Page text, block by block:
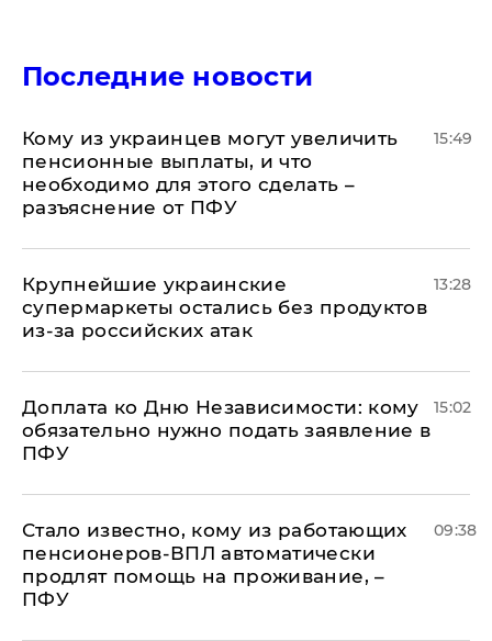
Последние новости
Кому из украинцев могут увеличить
пенсионные выплаты, и что
необходимо для этого сделать –
разъяснение от ПФУ
15:49
Крупнейшие украинские
супермаркеты остались без продуктов
из-за российских атак
13:28
Доплата ко Дню Независимости: кому
обязательно нужно подать заявление в
ПФУ
15:02
Стало известно, кому из работающих
пенсионеров-ВПЛ автоматически
продлят помощь на проживание, –
ПФУ
09:38